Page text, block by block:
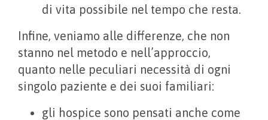
di vita possibile nel tempo che resta.
Infine, veniamo alle differenze, che non
stanno nel metodo e nell’approccio,
quanto nelle peculiari necessità di ogni
singolo paziente e dei suoi familiari:
gli hospice sono pensati anche come